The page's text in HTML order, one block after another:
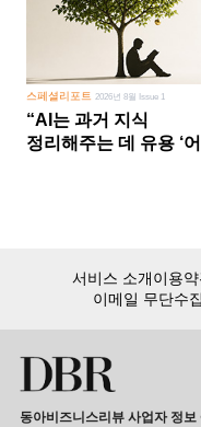
스페셜리포트 2026년 8월 Issue 1
“AI는 과거 지식
정리해주는 데 유용 ‘
서비스 소개이용
이메일 무단수
동아비즈니스리뷰 사업자 정보